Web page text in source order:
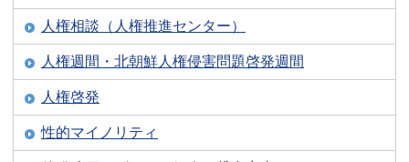
人権相談（人権推進センター）
人権週間・北朝鮮人権侵害問題啓発週間
人権啓発
性的マイノリティ